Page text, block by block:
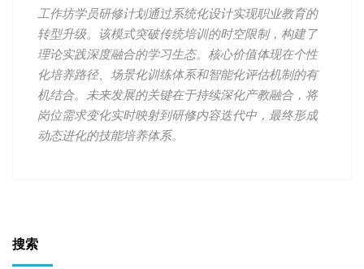
工作坊学员研修计划通过系统化设计实现职业教育的
转型升级。该模式突破传统培训的时空限制，构建了
理论实践深度融合的学习生态。核心价值体现在个性
化培养路径、场景化训练体系和智能化评估机制的有
机结合。未来发展的关键在于持续深化产教融合，将
岗位需求变化实时映射到研修内容迭代中，最终形成
动态进化的技能培养体系。
搜索